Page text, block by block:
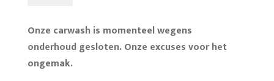
Onze carwash is momenteel wegens
onderhoud gesloten. Onze excuses voor het
ongemak.